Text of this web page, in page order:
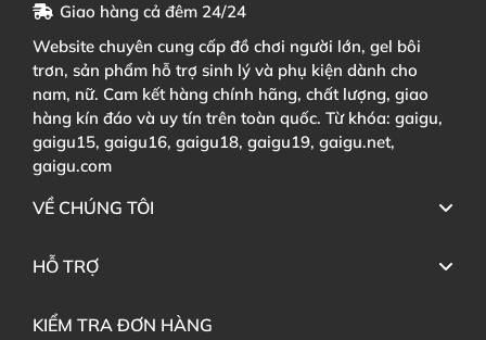
Giao hàng cả đêm 24/24
Website chuyên cung cấp đồ chơi người lớn, gel bôi
trơn, sản phẩm hỗ trợ sinh lý và phụ kiện dành cho
nam, nữ. Cam kết hàng chính hãng, chất lượng, giao
hàng kín đáo và uy tín trên toàn quốc. Từ khóa: gaigu,
gaigu15, gaigu16, gaigu18, gaigu19, gaigu.net,
gaigu.com
VỀ CHÚNG TÔI
HỖ TRỢ
KIỂM TRA ĐƠN HÀNG